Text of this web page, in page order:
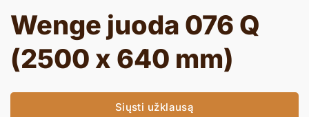
Wenge juoda 076 Q
(2500 x 640 mm)
Siųsti užklausą